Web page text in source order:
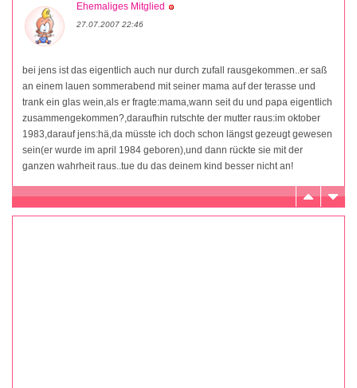
Ehemaliges Mitglied
27.07.2007 22:46
bei jens ist das eigentlich auch nur durch zufall rausgekommen..er saß
an einem lauen sommerabend mit seiner mama auf der terasse und
trank ein glas wein,als er fragte:mama,wann seit du und papa eigentlich
zusammengekommen?,daraufhin rutschte der mutter raus:im oktober
1983,darauf jens:hä,da müsste ich doch schon längst gezeugt gewesen
sein(er wurde im april 1984 geboren),und dann rückte sie mit der
ganzen wahrheit raus..tue du das deinem kind besser nicht an!